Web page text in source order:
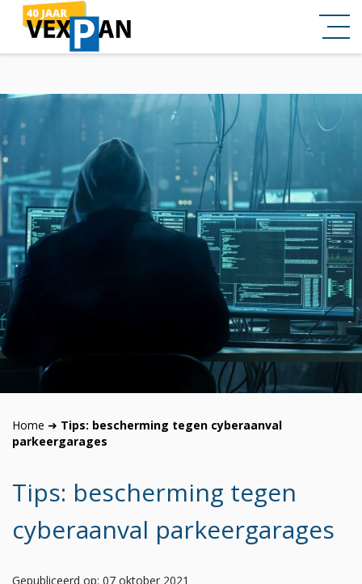
Home ➜ Tips: bescherming tegen cyberaanval
parkeergarages
Tips: bescherming tegen
cyberaanval parkeergarages
Gepubliceerd op: 07 oktober 2021